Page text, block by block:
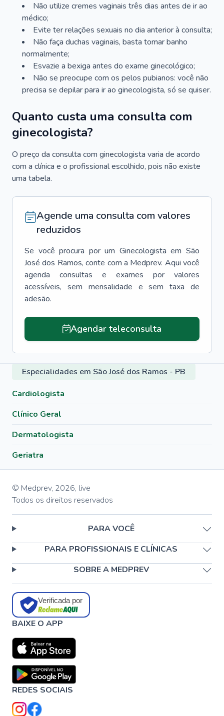
Não utilize cremes vaginais três dias antes de ir ao
médico;
Evite ter relações sexuais no dia anterior à consulta;
Não faça duchas vaginais, basta tomar banho
normalmente;
Esvazie a bexiga antes do exame ginecológico;
Não se preocupe com os pelos pubianos: você não
precisa se depilar para ir ao ginecologista, só se quiser.
Quanto custa uma consulta com
ginecologista?
O preço da consulta com ginecologista varia de acordo
com a clínica e o profissional escolhido, pois não existe
uma tabela.
Agende uma consulta com valores
reduzidos
Se você procura por um Ginecologista em São
José dos Ramos, conte com a Medprev. Aqui você
agenda consultas e exames por valores
acessíveis, sem mensalidade e sem taxa de
adesão.
Agendar teleconsulta
Especialidades em São José dos Ramos - PB
Cardiologista
Clínico Geral
Dermatologista
Geriatra
© Medprev, 2026, live
Todos os direitos reservados
PARA VOCÊ
PARA PROFISSIONAIS E CLÍNICAS
SOBRE A MEDPREV
Verificada por
BAIXE O APP
REDES SOCIAIS